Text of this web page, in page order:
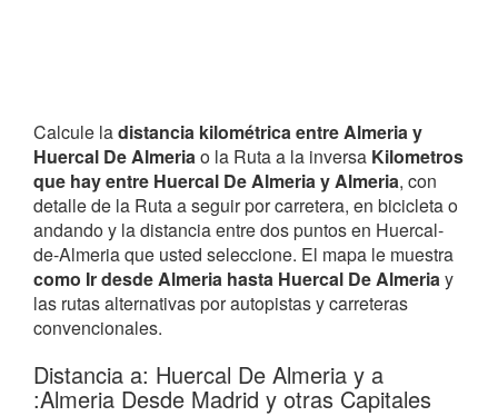
Calcule ladistancia kilométrica entre Almeria y
Huercal De Almeriao la Ruta a la inversa Kilometros
que hay entre Huercal De Almeria y Almeria, con
detalle de la Ruta a seguir por carretera, en bicicleta o
andando y la distancia entre dos puntos en Huercal-
de-Almeria que usted seleccione. El mapa le muestra
como Ir desde Almeria hasta Huercal De Almeriay
las rutas alternativas por autopistas y carreteras
convencionales.
Distancia a: Huercal De Almeria y a
:Almeria Desde Madrid y otras Capitales